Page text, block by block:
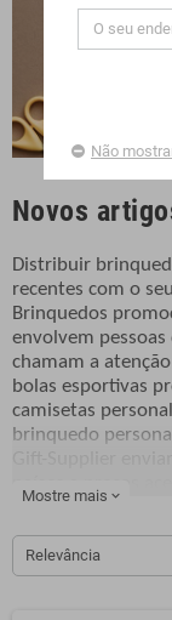
Novos
Distribuir
recentes com o
Brinquedos
envolvem
chamam a
bolas esportivas
camisetas
brinquedo
pessoas com
minuto, os
todas as idades,
publicidade
Mostre mais expand_more
Relevância
Não